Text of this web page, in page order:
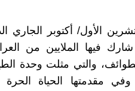
الأول/ أكتوبر الجاري
التي شارك فيها الملايين
والتي مثلت وحدة
مقدمتها الحياة الحرة